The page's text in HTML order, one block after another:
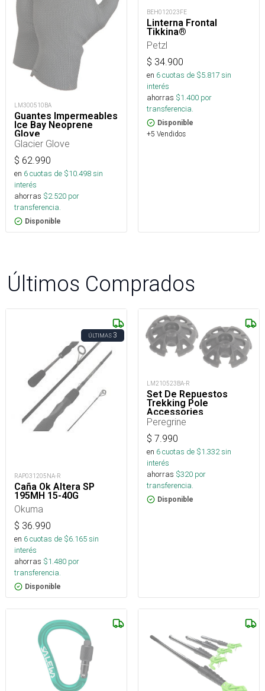
LM300510BA
Guantes Impermeables
Ice Bay Neoprene
Glove
Glacier Glove
$ 62.990
en 6cuotas de $10.498sin
interés
ahorras $2.520 por
transferencia.
Disponible
BEH012023FE
Linterna Frontal
Tikkina®
Petzl
$ 34.900
en 6cuotas de $5.817sin
interés
ahorras $1.400 por
transferencia.
Disponible
+5 Vendidos
Últimos Comprados
ÚLTIMAS3
RAP031205NA-R
Caña Ok Altera SP
195MH 15-40G
Okuma
$ 36.990
en 6cuotas de $6.165sin
interés
ahorras $1.480 por
transferencia.
Disponible
LM210523BA-R
Set De Repuestos
Trekking Pole
Accessories
Peregrine
$ 7.990
en 6cuotas de $1.332sin
interés
ahorras $320 por
transferencia.
Disponible